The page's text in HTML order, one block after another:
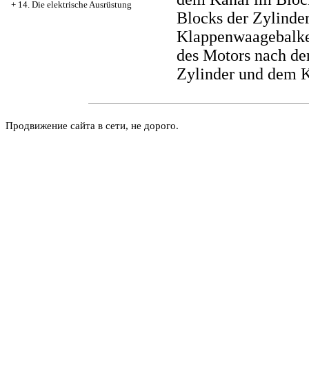
+ 14. Die elektrische Ausrüstung
Blocks der
des Motors nach
Zylinder und dem
Продвижение сайта в сети, не дорого.